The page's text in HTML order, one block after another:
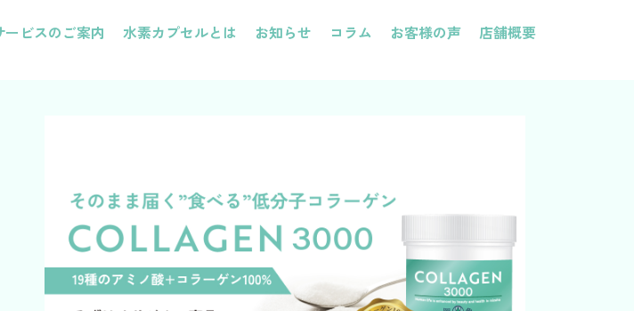
ービスのご案内 水素カプセルとは お知らせ コラム お客様の声 店舗概要